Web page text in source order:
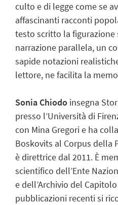
culto e di legge come se
affascinanti racconti
testo scritto la figurazione
narrazione parallela, un
sapide notazioni
lettore, ne facilita la
Sonia Chiodo insegna
presso l’Università di
con Mina Gregori e ha
Boskovits al Corpus della
è direttrice dal 2011. È
scientifico dell’Ente
e dell’Archivio del
pubblicazioni recenti si